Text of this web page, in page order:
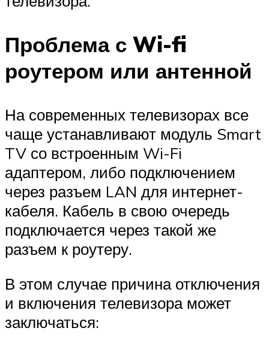
Проблема с Wi-fi
роутером или антенной
На современных телевизорах все
чаще устанавливают модуль Smart
TV со встроенным Wi-Fi
адаптером, либо подключением
через разъем LAN для интернет-
кабеля. Кабель в свою очередь
подключается через такой же
разъем к роутеру.
В этом случае причина отключения
и включения телевизора может
заключаться: